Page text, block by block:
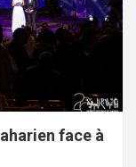
face à